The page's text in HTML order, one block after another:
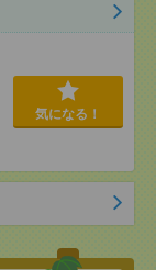
気になる！